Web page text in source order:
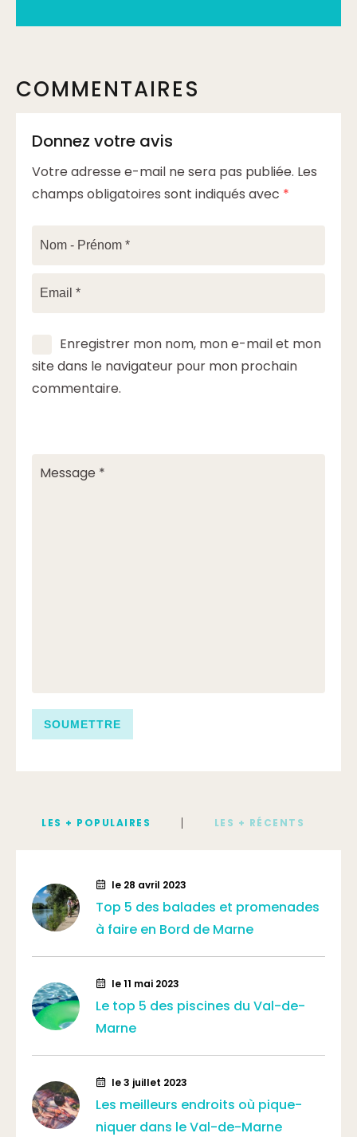
COMMENTAIRES
Donnez votre avis
Votre adresse e-mail ne sera pas publiée. Les
champs obligatoires sont indiqués avec *
Enregistrer mon nom, mon e-mail et mon
site dans le navigateur pour mon prochain
commentaire.
LES + POPULAIRES LES + RÉCENTS
le 28 avril 2023
Top 5 des balades et promenades
à faire en Bord de Marne
le 11 mai 2023
Le top 5 des piscines du Val-de-
Marne
le 3 juillet 2023
Les meilleurs endroits où pique-
niquer dans le Val-de-Marne